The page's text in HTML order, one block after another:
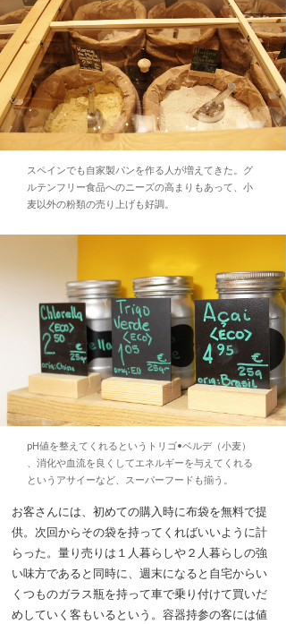
スペインでも自家製パンを作る人が増えてきた。グ
ルテンフリー食品へのニーズの高まりもあって、小
麦以外の粉類の売り上げも好調。
pH値を整えてくれるというトリゴ•ベルデ（小麦）
、消化や血流を良くしてエネルギーを与えてくれる
というアサイーなど、スーパーフードも揃う。
お客さんには、初めての購入時に布袋を無料で提
供。次回からその袋を持ってくればいいように計
らった。量り売りは１人暮らしや２人暮らしの強
い味方であると同時に、週末になると自宅からい
くつものガラス瓶を持って車で乗り付けて買いだ
めしていく客もいるという。容器持参の客には値